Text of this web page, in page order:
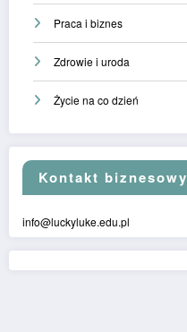
Praca i biznes
Zdrowie i uroda
Życie na co dzień
Kontakt biznesowy
info@luckyluke.edu.pl